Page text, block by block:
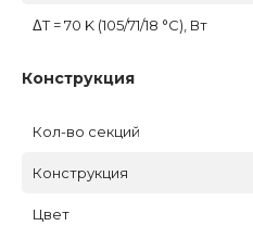
ΔT = 70 K (105/71/18 °C), Вт
Конструкция
Кол-во секций
Конструкция
Цвет